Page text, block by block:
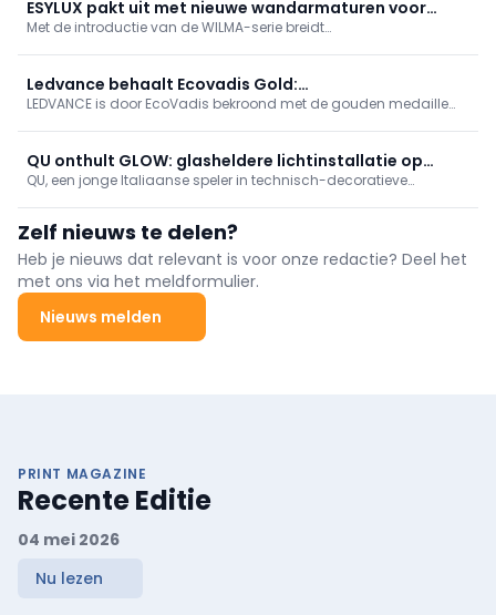
comfort van de gebruikers. Die evolutie heeft ervoor gezorgd dat
...
ESYLUX pakt uit met nieuwe wandarmaturen voor
buitengebruik
Met de introductie van de WILMA-serie breidt
WILMA-modellen zijn uitgerust met een optionele
bewegingsmelder en beschikken over ...
Ledvance behaalt Ecovadis Gold:
duurzaamheidsperformance bereikt nieuwe hoogten
LEDVANCE is door EcoVadis bekroond met de gouden medaille
procent van de door EcoVadis wereldwijd beoordeelde bedrijven
en wordt het
QU onthult GLOW: glasheldere lichtinstallatie op
Milan Design Week
QU, een jonge Italiaanse speler in technisch-decoratieve
het tijdelijke showroom op Via Cernaia 7 (met tuin en serre) wordt
licht als functioneel én emotioneel medium verbeeld, met
transparant glas als hoofdrolspeler in combinatie met
QU‑armaturen en nieuwe vormen van lichtdiffusie; concept door
Parisotto+Formenton Architetti.
Zelf nieuws te delen?
Heb je nieuws dat relevant is voor onze redactie? Deel het
met ons via het meldformulier.
Nieuws melden
PRINT MAGAZINE
Recente Editie
04 mei 2026
Nu lezen